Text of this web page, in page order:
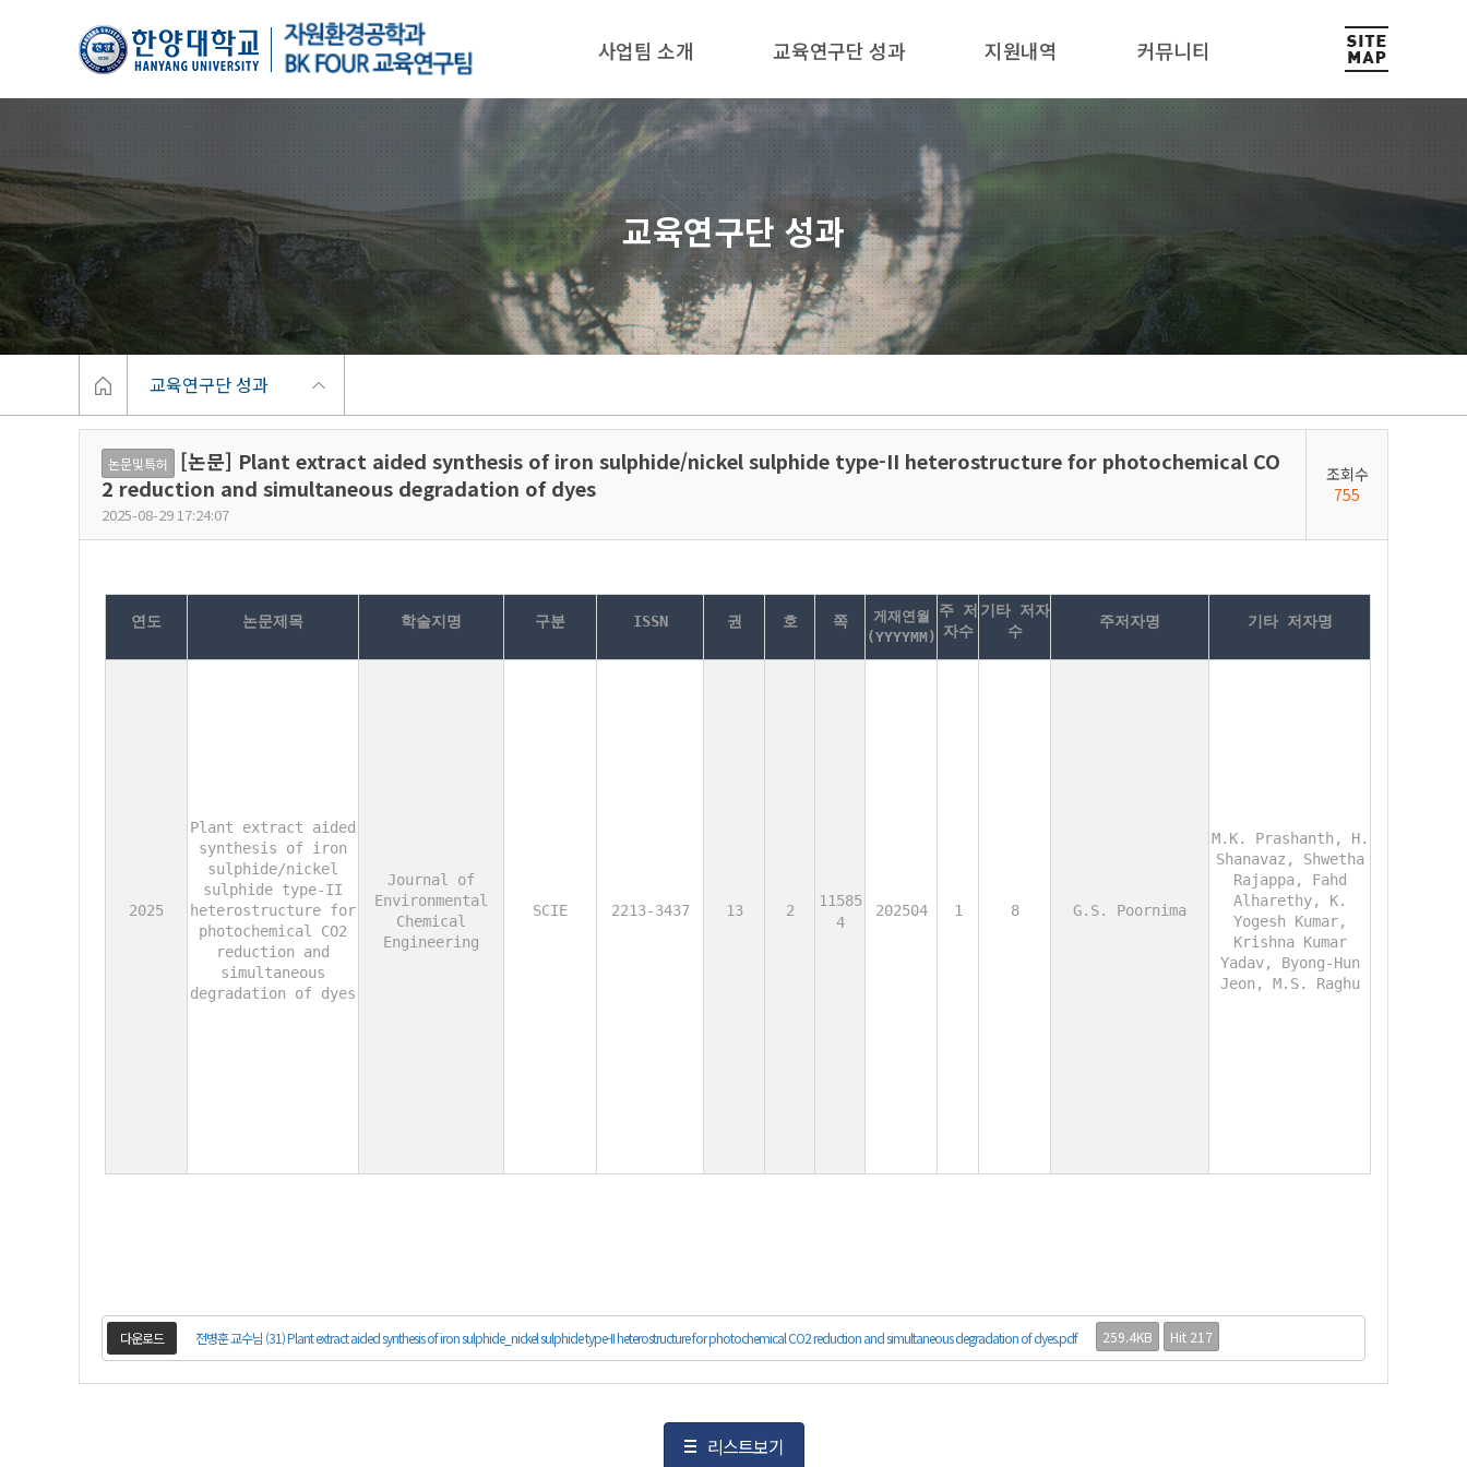
한양대학교
한양대학교
자원환경공학과
기후변화대응형
친환경에너지자원
스마트개발
글로벌리더
양성
사업팀 소개 교육연구단 성과 지원내역 커뮤니티
교육연구단 성과
Home 교육연구단 성과
논문및특허
[논문] Plant extract aided synthesis of iron sulphide/nickel sulphide type-II heterostructure for photochemical CO
2 reduction and simultaneous degradation of dyes
2025-08-29 17:24:07
조회수
755
연도 논문제목 학술지명 구분 ISSN 권 호 쪽
게재연월
(YYYYMM)
주 저
자수
기타 저자
수
주저자명 기타 저자명
2025
Plant extract aided
synthesis of iron
sulphide/nickel
sulphide type-II
heterostructure for
photochemical CO2
reduction and
simultaneous
degradation of dyes
Journal of
Environmental
Chemical
Engineering
SCIE 2213-3437 13 2
11585
4
202504 1 8 G.S. Poornima
M.K. Prashanth, H.
Shanavaz, Shwetha
Rajappa, Fahd
Alharethy, K.
Yogesh Kumar,
Krishna Kumar
Yadav, Byong-Hun
Jeon, M.S. Raghu
다운로드 전병훈 교수님 (31) Plant extract aided synthesis of iron sulphide_nickel sulphide type-II heterostructure for photochemical CO2 reduction and simultaneous degradation of dyes.pdf 259.4KB Hit 217
리스트보기